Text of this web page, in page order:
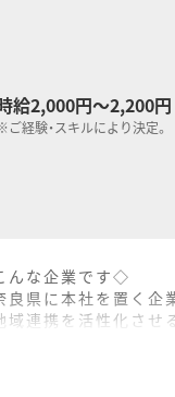
給2,000円～2,200円
ご経験・スキルにより決定。
な企業です◇
県に本社を置く企
連携を活性化させ
てもらいながら社
イフワークバランス